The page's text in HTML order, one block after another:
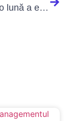
Luna mai, o lună a excelenței și inovației în recuperarea medicală